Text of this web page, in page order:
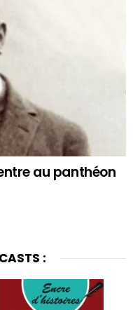
au panthéon
: